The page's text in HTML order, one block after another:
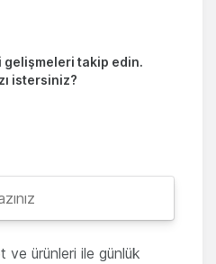
gelişmeleri takip edin.
istersiniz?
ve ürünleri ile günlük